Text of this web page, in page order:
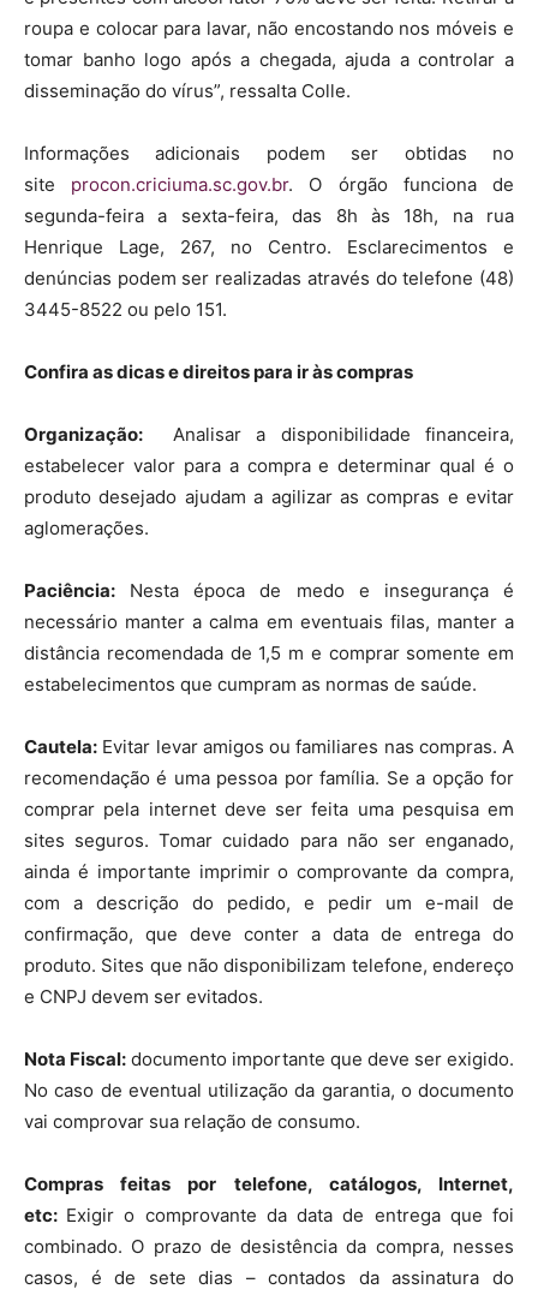
roupa e colocar para lavar, não encostando nos móveis e
tomar banho logo após a chegada, ajuda a controlar a
disseminação do vírus”, ressalta Colle.
Informações adicionais podem ser obtidas no
site procon.criciuma.sc.gov.br. O órgão funciona de
segunda-feira a sexta-feira, das 8h às 18h, na rua
Henrique Lage, 267, no Centro. Esclarecimentos e
denúncias podem ser realizadas através do telefone (48)
3445-8522 ou pelo 151.
Confira as dicas e direitos para ir às compras
Organização: Analisar a disponibilidade financeira,
estabelecer valor para a compra e determinar qual é o
produto desejado ajudam a agilizar as compras e evitar
aglomerações.
Paciência: Nesta época de medo e insegurança é
necessário manter a calma em eventuais filas, manter a
distância recomendada de 1,5 m e comprar somente em
estabelecimentos que cumpram as normas de saúde.
Cautela: Evitar levar amigos ou familiares nas compras. A
recomendação é uma pessoa por família. Se a opção for
comprar pela internet deve ser feita uma pesquisa em
sites seguros. Tomar cuidado para não ser enganado,
ainda é importante imprimir o comprovante da compra,
com a descrição do pedido, e pedir um e-mail de
confirmação, que deve conter a data de entrega do
produto. Sites que não disponibilizam telefone, endereço
e CNPJ devem ser evitados.
Nota Fiscal: documento importante que deve ser exigido.
No caso de eventual utilização da garantia, o documento
vai comprovar sua relação de consumo.
Compras feitas por telefone, catálogos, Internet,
etc: Exigir o comprovante da data de entrega que foi
combinado. O prazo de desistência da compra, nesses
casos, é de sete dias – contados da assinatura do